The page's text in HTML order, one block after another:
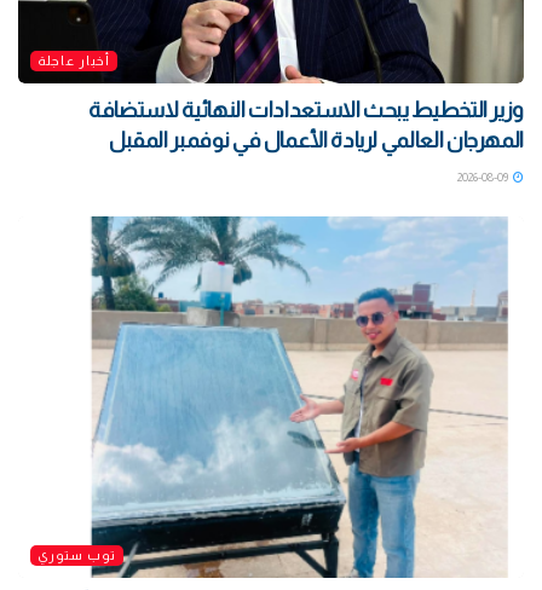
أخبار عاجلة
وزير التخطيط يبحث الاستعدادات النهائية لاستضافة
المهرجان العالمي لريادة الأعمال في نوفمبر المقبل
توب ستوري